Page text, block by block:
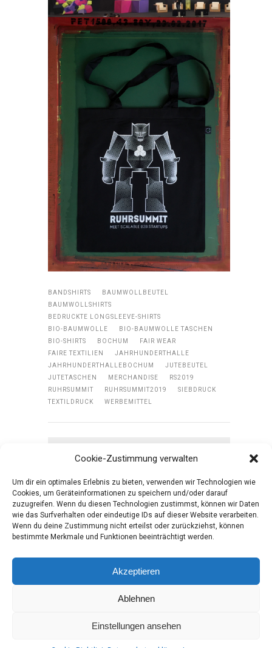
Cookie-Zustimmung verwalten
Um dir ein optimales Erlebnis zu bieten, verwenden wir Technologien wie
Cookies, um Geräteinformationen zu speichern und/oder darauf
zuzugreifen. Wenn du diesen Technologien zustimmst, können wir Daten
wie das Surfverhalten oder eindeutige IDs auf dieser Website verarbeiten.
Wenn du deine Zustimmung nicht erteilst oder zurückziehst, können
bestimmte Merkmale und Funktionen beeinträchtigt werden.
Akzeptieren
Ablehnen
Einstellungen ansehen
BANDSHIRTS
BAUMWOLLBEUTEL
BAUMWOLLSHIRTS
BEDRUCKTE LONGSLEEVE-SHIRTS
BIO-BAUMWOLLE
BIO-BAUMWOLLE TASCHEN
BIO-SHIRTS
BOCHUM
FAIR WEAR
FAIRE TEXTILIEN
JAHRHUNDERTHALLE
JAHRHUNDERTHALLEBOCHUM
JUTEBEUTEL
JUTETASCHEN
MERCHANDISE
RS2019
RUHRSUMMIT
RUHRSUMMIT2019
SIEBDRUCK
TEXTILDRUCK
WERBEMITTEL
« PREVIOUS POST
CORPORATE DESIGN - DANICA BEIER
NEXT POST »
DIE DREI ZINNEN T-SHIRTS | DOLOMITEN